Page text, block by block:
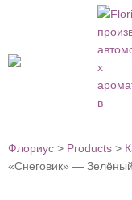
Флориус > Products >
«Снеговик» —